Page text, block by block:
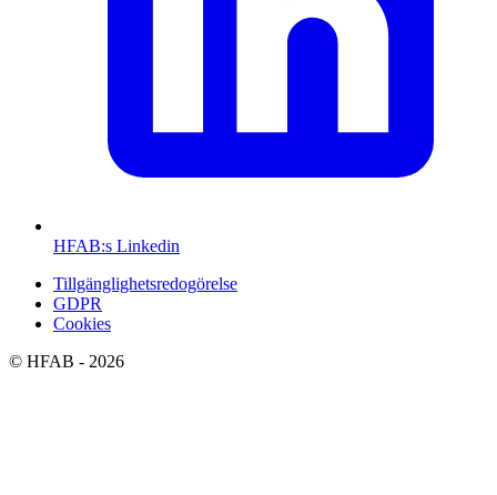
HFAB:s Linkedin
Tillgänglighetsredogörelse
GDPR
Cookies
© HFAB - 2026